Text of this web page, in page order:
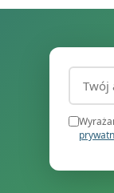
Adres